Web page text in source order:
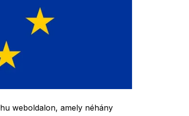
weboldalon, amely néhány